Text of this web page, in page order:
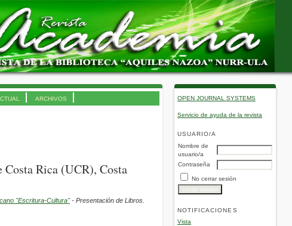
OPEN JOURNAL SYSTEMS
Servicio de ayuda de la revista
USUARIO/A
Nombre de
usuario/a
Contraseña
No cerrar sesión
NOTIFICACIONES
Vista
ARCHIVOS
Rica (UCR), Costa
"Escritura-Cultura"- Presentación de Libros.